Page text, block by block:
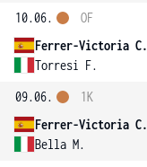
10.06.
Ferrer-Victoria C.
Torresi F.
OF
09.06.
Ferrer-Victoria C.
Bella M.
1K